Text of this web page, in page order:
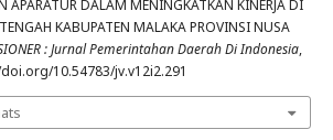
APARATUR DALAM MENINGKATKAN KINERJA DI
KABUPATEN MALAKA PROVINSI NUSA
: Jurnal Pemerintahan Daerah Di Indonesia,
10.54783/jv.v12i2.291